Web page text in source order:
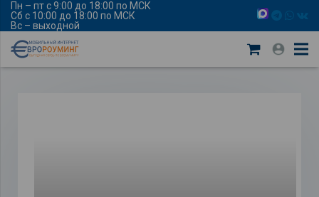
Пн – пт с 9:00 до 18:00 по МСК
Сб с 10:00 до 18:00 по МСК
Вс – выходной